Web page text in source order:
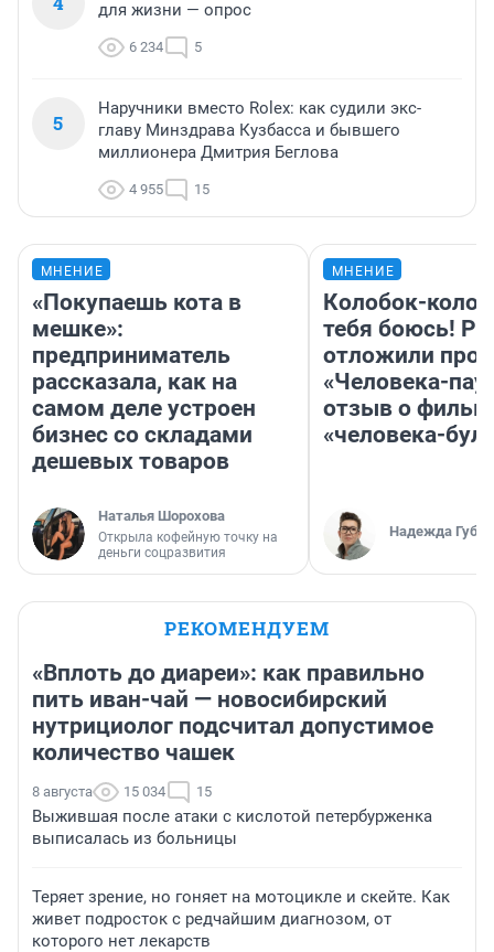
для жизни — опрос
6 234 5
5
Наручники вместо Rolex: как судили экс-
главу Минздрава Кузбасса и бывшего
миллионера Дмитрия Беглова
4 955 15
МНЕНИЕ
«Покупаешь кота в
мешке»:
предприниматель
рассказала, как на
самом деле устроен
бизнес со складами
дешевых товаров
Наталья Шорохова
Открыла кофейную точку на
деньги соцразвития
МНЕНИЕ
Колобок-
тебя боюсь!
отложили
«Человека-
отзыв о
«человека-
Надежда
РЕКОМЕНДУЕМ
«Вплоть до диареи»: как правильно
пить иван-чай — новосибирский
нутрициолог подсчитал допустимое
количество чашек
8 августа 15 034 15
Выжившая после атаки с кислотой петербурженка
выписалась из больницы
Теряет зрение, но гоняет на мотоцикле и скейте. Как
живет подросток с редчайшим диагнозом, от
которого нет лекарств